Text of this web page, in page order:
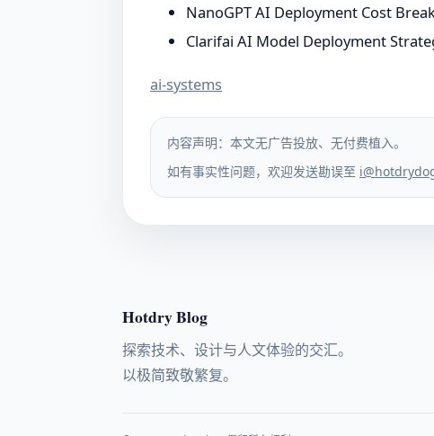
NanoGPT AI Deployment Cost
Clarifai AI Model Deployment
ai-systems
内容声明：本文无广告投放、无付费植入。
如有事实性问题，欢迎发送勘误至
Hotdry Blog
探索技术、设计与人文体验的交汇。
以极简致敬繁复。